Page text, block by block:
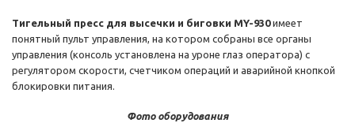
Тигельный пресс для высечки и биговки MY-930имеет
понятный пульт управления, на котором собраны все органы
управления (консоль установлена на уроне глаз оператора) с
регулятором скорости, счетчиком операций и аварийной кнопкой
блокировки питания.
Фото оборудования